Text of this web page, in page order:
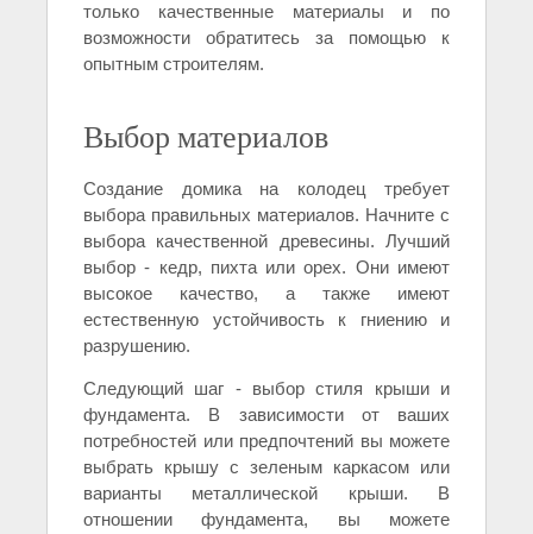
только качественные материалы и по
возможности обратитесь за помощью к
опытным строителям.
Выбор материалов
Создание домика на колодец требует
выбора правильных материалов. Начните с
выбора качественной древесины. Лучший
выбор - кедр, пихта или орех. Они имеют
высокое качество, а также имеют
естественную устойчивость к гниению и
разрушению.
Следующий шаг - выбор стиля крыши и
фундамента. В зависимости от ваших
потребностей или предпочтений вы можете
выбрать крышу с зеленым каркасом или
варианты металлической крыши. В
отношении фундамента, вы можете